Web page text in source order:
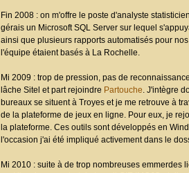
Fin 2008 : on m'offre le poste d'analyste
gérais un Microsoft SQL Server sur lequel
ainsi que plusieurs rapports automatisés pour
l'équipe étaient basés à La Rochelle.
Mi 2009 : trop de pression, pas de
lâche Sitel et part rejoindre Partouche. J'intègre
bureaux se situent à Troyes et je me retrouve à
de la plateforme de jeux en ligne. Pour eux, je
la plateforme. Ces outils sont développés en
l'occasion j'ai été impliqué activement dans le
Mi 2010 : suite à de trop nombreuses